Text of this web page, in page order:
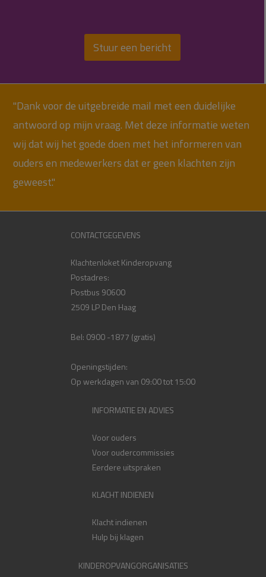
Stuur een bericht
"Dank voor de uitgebreide mail met een duidelijke
antwoord op mijn vraag. Met deze informatie weten
wij dat wij het goede doen met het informeren van
ouders en medewerkers dat er geen klachten zijn
geweest."
CONTACTGEGEVENS
Klachtenloket Kinderopvang
Postadres:
Postbus 90600
2509 LP Den Haag
Bel: 0900 -1877 (gratis)
Openingstijden:
Op werkdagen van 09:00 tot 15:00
INFORMATIE EN ADVIES
Voor ouders
Voor oudercommissies
Eerdere uitspraken
KLACHT INDIENEN
Klacht indienen
Hulp bij klagen
KINDEROPVANGORGANISATIES